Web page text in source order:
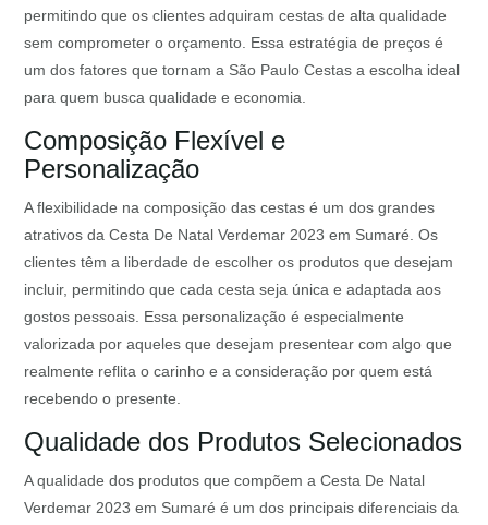
permitindo que os clientes adquiram cestas de alta qualidade
sem comprometer o orçamento. Essa estratégia de preços é
um dos fatores que tornam a São Paulo Cestas a escolha ideal
para quem busca qualidade e economia.
Composição Flexível e
Personalização
A flexibilidade na composição das cestas é um dos grandes
atrativos da Cesta De Natal Verdemar 2023 em Sumaré. Os
clientes têm a liberdade de escolher os produtos que desejam
incluir, permitindo que cada cesta seja única e adaptada aos
gostos pessoais. Essa personalização é especialmente
valorizada por aqueles que desejam presentear com algo que
realmente reflita o carinho e a consideração por quem está
recebendo o presente.
Qualidade dos Produtos Selecionados
A qualidade dos produtos que compõem a Cesta De Natal
Verdemar 2023 em Sumaré é um dos principais diferenciais da